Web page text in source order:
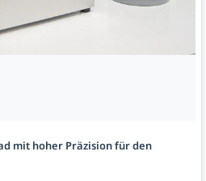
mit hoher Präzision für den